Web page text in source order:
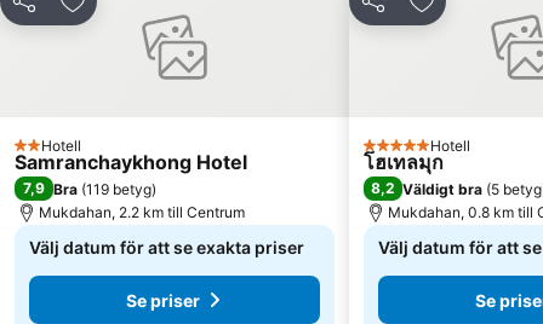
Dela Lägg till i Mina Favoriter
2 Stjärnor
Hotell
Samranchaykhong Hotel
7,9 Bra (119 betyg)
Mukdahan, 2.2 km till Centrum
Välj datum för att se exakta priser
Se priser
Dela Lägg till i
5 StjärnorHotell
โฮเทลมุก
8,2 Väldigt bra (5 betyg
Mukdahan, 0.8 km till
Välj datum för att
Se